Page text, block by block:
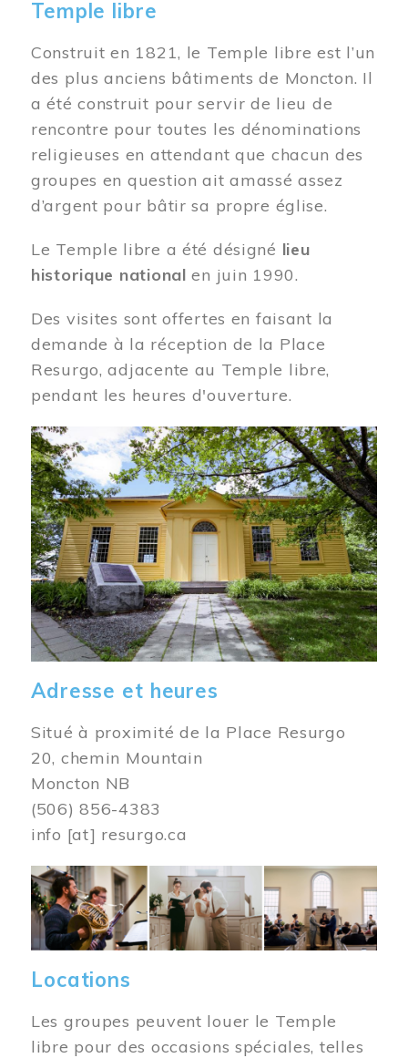
Temple libre
Construit en 1821, le Temple libre est l’un
des plus anciens bâtiments de Moncton. Il
a été construit pour servir de lieu de
rencontre pour toutes les dénominations
religieuses en attendant que chacun des
groupes en question ait amassé assez
d’argent pour bâtir sa propre église.
Le Temple libre a été désigné lieu
historique national en juin 1990.
Des visites sont offertes en faisant la
demande à la réception de la Place
Resurgo, adjacente au Temple libre,
pendant les heures d'ouverture.
Image
Adresse et heures
Situé à proximité de la Place Resurgo
20, chemin Mountain
Moncton NB
(506) 856-4383
info [at] resurgo.ca
Image
Locations
Les groupes peuvent louer le Temple
libre pour des occasions spéciales, telles